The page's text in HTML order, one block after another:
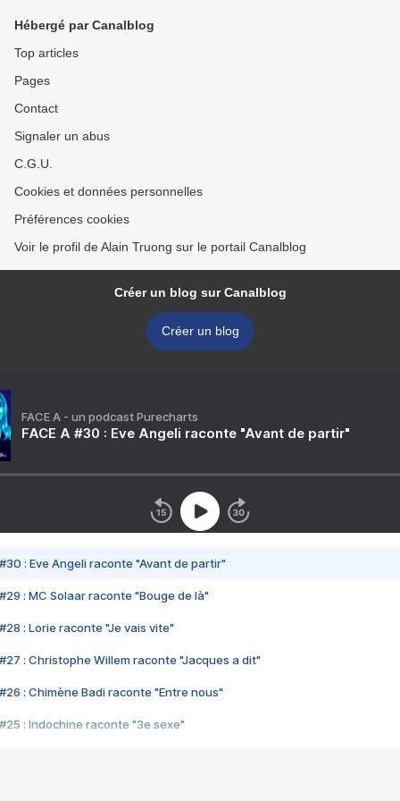
Hébergé par Canalblog
Top articles
Pages
Contact
Signaler un abus
C.G.U.
Cookies et données personnelles
Préférences cookies
Voir le profil de Alain Truong sur le portail Canalblog
Créer un blog sur Canalblog
Créer un blog
FACE A - un podcast Purecharts
FACE A #30 : Eve Angeli raconte "Avant de partir"
#30 : Eve Angeli raconte "Avant de partir"
#29 : MC Solaar raconte "Bouge de là"
#28 : Lorie raconte "Je vais vite"
#27 : Christophe Willem raconte "Jacques a dit"
#26 : Chimène Badi raconte "Entre nous"
#25 : Indochine raconte "3e sexe"